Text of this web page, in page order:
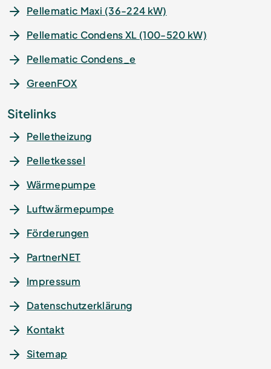
Pellematic Maxi (36-224 kW)
Pellematic Condens XL (100-520 kW)
Pellematic Condens_e
GreenFOX
Sitelinks
Pelletheizung
Pelletkessel
Wärmepumpe
Luftwärmepumpe
Förderungen
PartnerNET
Impressum
Datenschutz­erklärung
Kontakt
Sitemap